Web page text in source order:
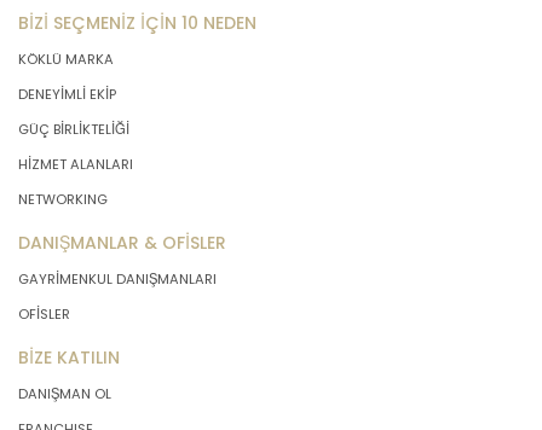
BİZİ SEÇMENİZ İÇİN 10 NEDEN
KÖKLÜ MARKA
DENEYİMLİ EKİP
GÜÇ BİRLİKTELİĞİ
HİZMET ALANLARI
NETWORKING
DANIŞMANLAR & OFİSLER
GAYRİMENKUL DANIŞMANLARI
OFİSLER
BİZE KATILIN
DANIŞMAN OL